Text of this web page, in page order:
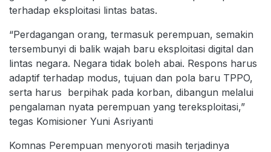
terhadap eksploitasi lintas batas.
“Perdagangan orang, termasuk perempuan, semakin
tersembunyi di balik wajah baru eksploitasi digital dan
lintas negara. Negara tidak boleh abai. Respons harus
adaptif terhadap modus, tujuan dan pola baru TPPO,
serta harus berpihak pada korban, dibangun melalui
pengalaman nyata perempuan yang tereksploitasi,”
tegas Komisioner Yuni Asriyanti
Komnas Perempuan menyoroti masih terjadinya